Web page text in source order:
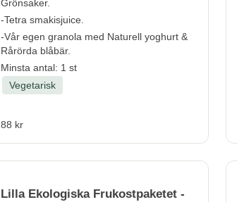
Grönsaker.
-Tetra smakisjuice.
-Vår egen granola med Naturell yoghurt &
Rårörda blåbär.
Minsta antal: 1 st
Vegetarisk
88 kr
Lilla Ekologiska Frukostpaketet -